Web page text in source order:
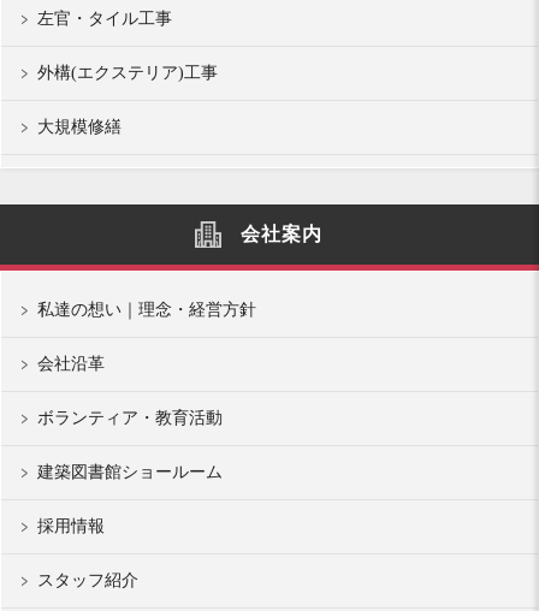
左官・タイル工事
外構(エクステリア)工事
大規模修繕
会社案内
私達の想い｜理念・経営方針
会社沿革
ボランティア・教育活動
建築図書館ショールーム
採用情報
スタッフ紹介